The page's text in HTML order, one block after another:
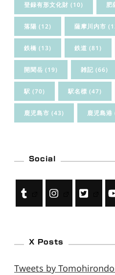
登録有形文化財 (10) 肥
落陽 (12) 薩摩川内市
鉄橋 (13) 鉄道 (81)
開聞岳 (19) 雑記 (66)
駅 (70) 駅名標 (47)
鹿児島市 (43) 鹿児島港
Social
X Posts
Tweets by